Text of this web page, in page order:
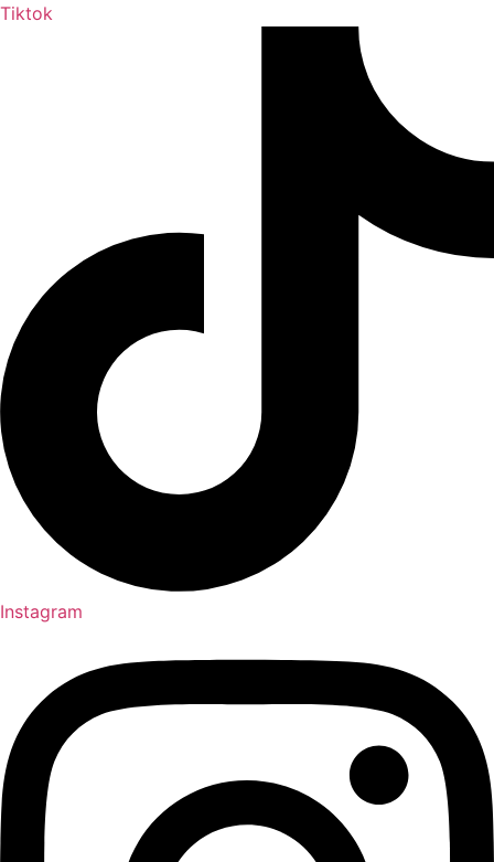
Tiktok
Instagram